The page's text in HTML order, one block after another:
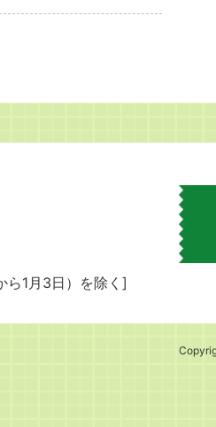
ら1月3日）を除く]